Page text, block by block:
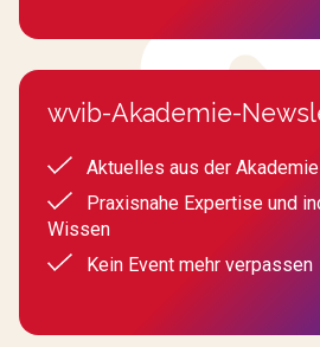
wvib-Akademie-
Aktuelles aus der Akademie
Praxisnahe Expertise und
Wissen
Kein Event mehr verpassen